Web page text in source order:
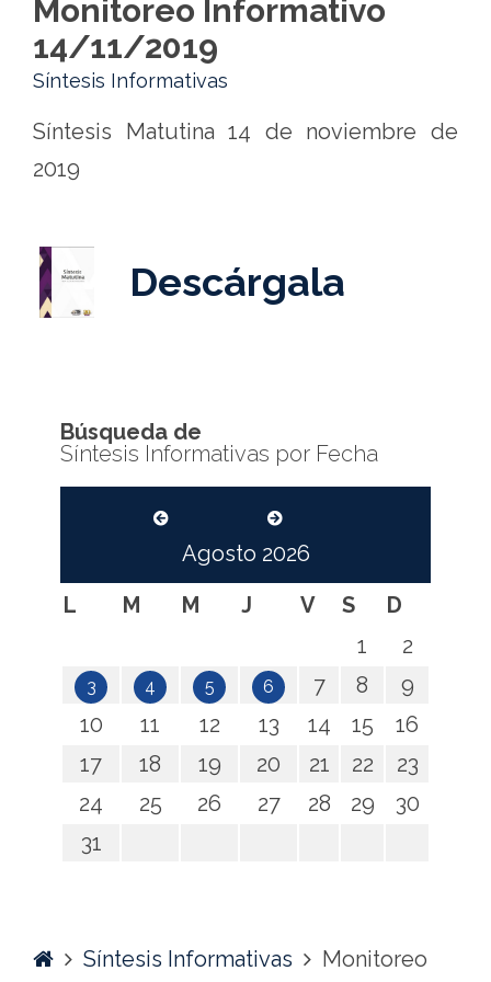
Monitoreo Informativo
14/11/2019
Síntesis Informativas
Síntesis Matutina 14 de noviembre de
2019
Descárgala
Búsqueda de
Síntesis Informativas por Fecha
Agosto 2026
L
M M J V S
D
1
2
3 4 5 6 7 8
9
10
11 12 13 14 15
16
17
18 19 20 21 22
23
24
25 26 27 28 29
30
31
HomeSíntesis Informativas
Monitoreo